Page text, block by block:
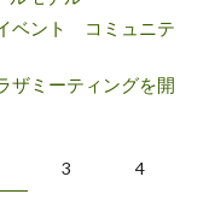
ベント コミュニテ
ザミーティングを開
3 4